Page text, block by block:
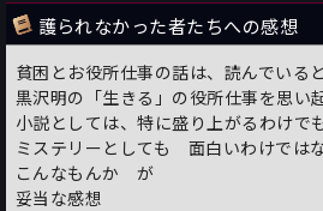
護られなかった者たちへの感想
貧困とお役所仕事の話は、読んでいる
黒沢明の「生きる」の役所仕事を思い
小説としては、特に盛り上がるわけで
ミステリーとしても 面白いわけではな
こんなもんか が
妥当な感想